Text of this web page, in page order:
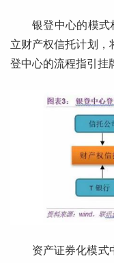
银登中心的模式
立财产权信托计划，
登中心的流程指引挂
资产证券化模式